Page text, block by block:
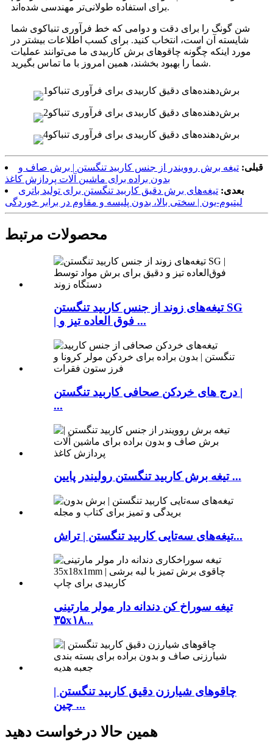
برای استفاده طولانی‌تر مهندسی شده‌اند.
شن گونگ را برای دقت و دوامی که خط فرآوری تنباکوی شما
شایسته آن است، انتخاب کنید. برای کسب اطلاعات بیشتر در
مورد اینکه چگونه چاقوهای برش کاربیدی ما می‌توانند عملیات
شما را بهبود بخشند، همین امروز با ما تماس بگیرید.
قبلی: تیغه برش روویندر از جنس کاربید تنگستن | برش صاف و
بدون براده برای ماشین آلات پردازش کاغذ
بعدی: تیغه‌های برش دقیق کاربید تنگستن برای تولید باتری
لیتیوم-یون | سختی بالا، بدون پلیسه و مقاوم در برابر خوردگی
محصولات مرتبط
تیغه‌های زوند از جنس کاربید تنگستن SG
| فوق العاده تیز و ...
درج های خردکن صحافی کاربید تنگستن |
...
تیغه برش کاربید تنگستن رولیندر پایین ...
تیغه‌های سه‌تایی کاربید تنگستن | تراش...
تیغه سوراخ کن دندانه دار مولر مارتینی
۳۵x۱۸...
چاقوهای شیارزن دقیق کاربید تنگستن |
چین ...
همین حالا درخواست دهید